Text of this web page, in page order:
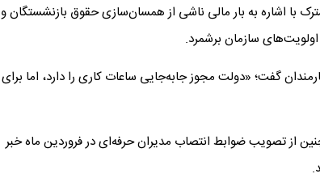
با اشاره به بار مالی ناشی از همسان‌سازی حقوق بازنشستگان و
گفت؛ «دولت مجوز جابه‌جایی ساعات کاری را دارد، اما برای
از تصویب ضوابط انتصاب مدیران حرفه‌ای در فروردین ماه خبر